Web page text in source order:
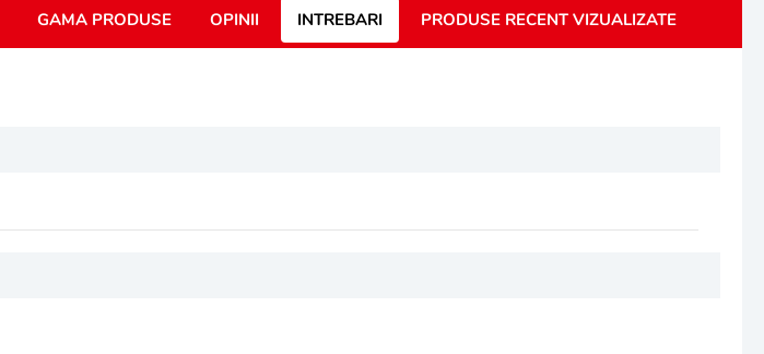
GAMA PRODUSE OPINII INTREBARI PRODUSE RECENT VIZUALIZATE